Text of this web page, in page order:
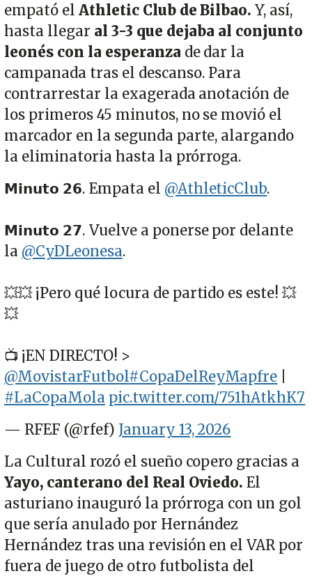
empató el Athletic Club de Bilbao. Y, así,
hasta llegar al 3-3 que dejaba al conjunto
leonés con la esperanza de dar la
campanada tras el descanso. Para
contrarrestar la exagerada anotación de
los primeros 45 minutos, no se movió el
marcador en la segunda parte, alargando
la eliminatoria hasta la prórroga.
𝗠𝗶𝗻𝘂𝘁𝗼 𝟮𝟲. Empata el @AthleticClub.
𝗠𝗶𝗻𝘂𝘁𝗼 𝟮𝟳. Vuelve a ponerse por delante
la @CyDLeonesa.
💥💥 ¡Pero qué locura de partido es este! 💥
💥
📺 ¡EN DIRECTO! >
@MovistarFutbol#CopaDelReyMapfre
#LaCopaMola pic.twitter.com/751hAtkhK7
— RFEF (@rfef) January 13, 2026
La Cultural rozó el sueño copero gracias a
Yayo, canterano del Real Oviedo. El
asturiano inauguró la prórroga con un gol
que sería anulado por Hernández
Hernández tras una revisión en el VAR por
fuera de juego de otro futbolista del